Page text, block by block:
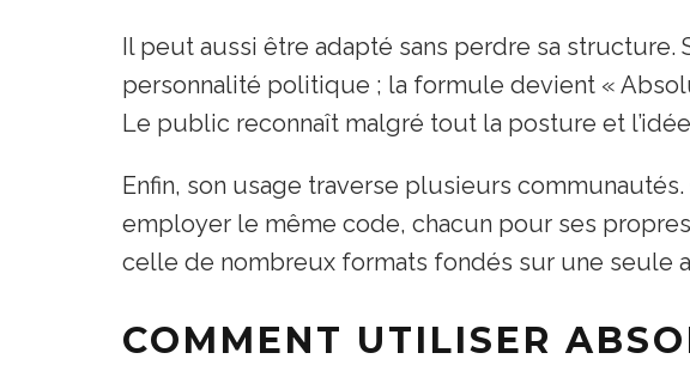
Il peut aussi être adapté sans perdre sa structure.
personnalité politique ; la formule devient «
Le public reconnaît malgré tout la posture et
Enfin, son usage traverse plusieurs
employer le même code, chacun pour ses
celle de nombreux formats fondés sur une seule
COMMENT UTILISER